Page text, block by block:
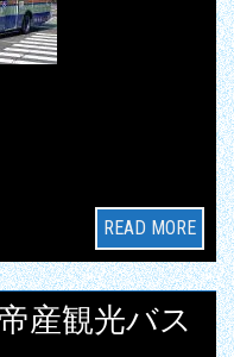
READ MORE
産観光バス